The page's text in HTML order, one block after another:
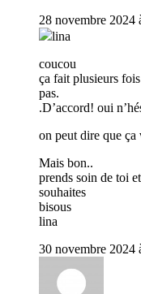
28 novembre 2024
lina
coucou
ça fait plusieurs
pas.
.D’accord! oui
on peut dire que ça
Mais bon..
prends soin de toi
souhaites
bisous
lina
30 novembre 2024